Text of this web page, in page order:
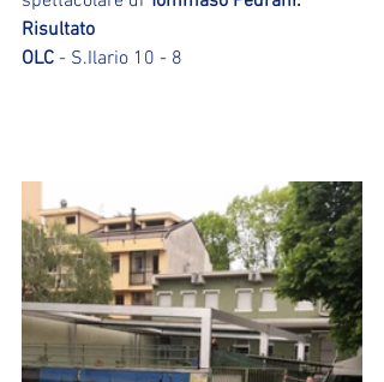
Risultato
OLC - S.Ilario 10 - 8